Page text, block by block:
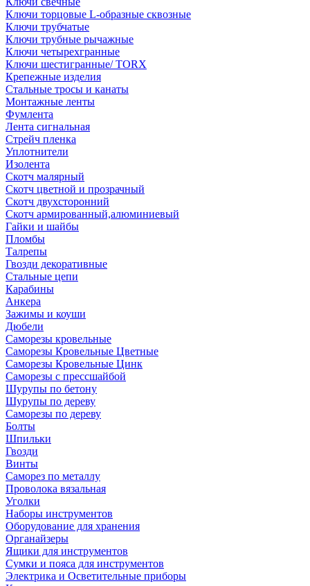
Ключи торцовые L-образные сквозные
Ключи трубчатые
Ключи трубные рычажные
Ключи четырехгранные
Ключи шестигранные/ TORX
Крепежные изделия
Стальные тросы и канаты
Монтажные ленты
Фумлента
Лента сигнальная
Стрейч пленка
Уплотнители
Изолента
Скотч малярный
Скотч цветной и прозрачный
Скотч двухсторонний
Скотч армированный,алюминиевый
Гайки и шайбы
Пломбы
Талрепы
Гвозди декоративные
Стальные цепи
Карабины
Анкера
Зажимы и коуши
Дюбели
Саморезы кровельные
Саморезы Кровельные Цветные
Саморезы Кровельные Цинк
Саморезы с прессшайбой
Шурупы по бетону
Шурупы по дереву
Саморезы по дереву
Болты
Шпильки
Гвозди
Винты
Саморез по металлу
Проволока вязальная
Уголки
Наборы инструментов
Оборудование для хранения
Органайзеры
Ящики для инструментов
Сумки и пояса для инструментов
Электрика и Осветительные приборы